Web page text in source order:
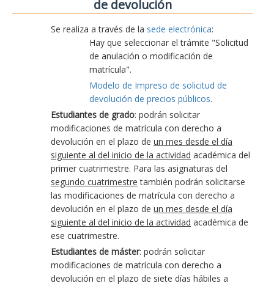
de devolución
Se realiza a través de la sede electrónica:
Hay que seleccionar el trámite "Solicitud
de anulación o modificación de
matrícula".
Modelo de Impreso de solicitud de
devolución de precios públicos.
Estudiantes de grado: podrán solicitar
modificaciones de matrícula con derecho a
devolución en el plazo de un mes desde el día
siguiente al del inicio de la actividad académica del
primer cuatrimestre. Para las asignaturas del
segundo cuatrimestre también podrán solicitarse
las modificaciones de matrícula con derecho a
devolución en el plazo de un mes desde el día
siguiente al del inicio de la actividad académica de
ese cuatrimestre.
Estudiantes de máster: podrán solicitar
modificaciones de matrícula con derecho a
devolución en el plazo de siete días hábiles a